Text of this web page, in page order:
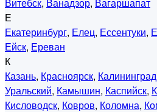
Е
Екатеринбург, Елец, Ессентуки,
Ейск, Ереван
К
Казань, Красноярск, Калининград
Уральский, Камышин, Каспийск,
Кисловодск, Ковров, Коломна,